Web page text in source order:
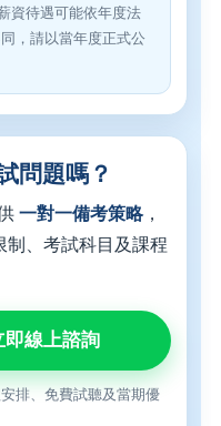
資待遇可能依年度法
，請以當年度正式公
問題嗎？
一對一備考策略，
制、考試科目及課程
即線上諮詢
排、免費試聽及當期優